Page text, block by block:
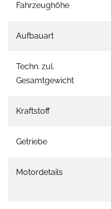
Fahrzeughöhe
Aufbauart
Techn. zul.
Gesamtgewicht
Kraftstoff
Getriebe
Motordetails